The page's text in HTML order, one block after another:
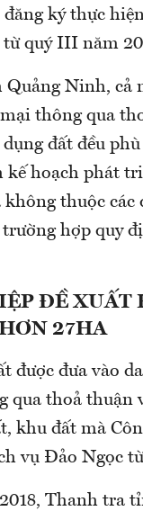
ký thực
quý III năm
Ninh, cả
thông qua
dụng đất đều
hoạch phát
không thuộc
hợp quy
ĐỀ XUẤT
27HA
được đưa vào
qua thoả thuận
khu đất mà
vụ Đảo Ngọc
Thanh tra